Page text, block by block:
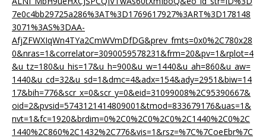
7e0c4bb29725a286%3AT%3D1769617927%3ART%3D178148
3071%3AS%3DAA-
AfjZFWXIqWn4TYa2CmWVmDfDG&prev_fmts=0x0%2C780x28
0&nras=1&correlator=3090059578231&frm=20&pv=1&rplot=4
&u_tz=180&u_his=17&u_h=900&u_w=1440&u_ah=860&u_aw=
1440&u_cd=32&u_sd=1&dmc=4&adx=154&ady=2951&biw=14
17&bih=776&scr_x=0&scr_y=0&eid=31099008%2C95390667&
oid=2&pvsid=5743121414809001&tmod=833679176&uas=1&
nvt=1&fc=1920&brdim=0%2C0%2C0%2C0%2C1440%2C0%2C
1440%2C860%2C1432%2C776&vis=1&rsz=%7C%7CoeEbr%7C